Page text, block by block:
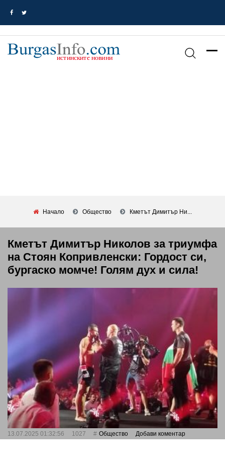
Начало Общество Кметът Димитър Ни...
Кметът Димитър Николов за триумфа
на Стоян Копривленски: Гордост си,
бургаско момче! Голям дух и сила!
13.07.2025 01:32:56 1027 Общество Добави коментар